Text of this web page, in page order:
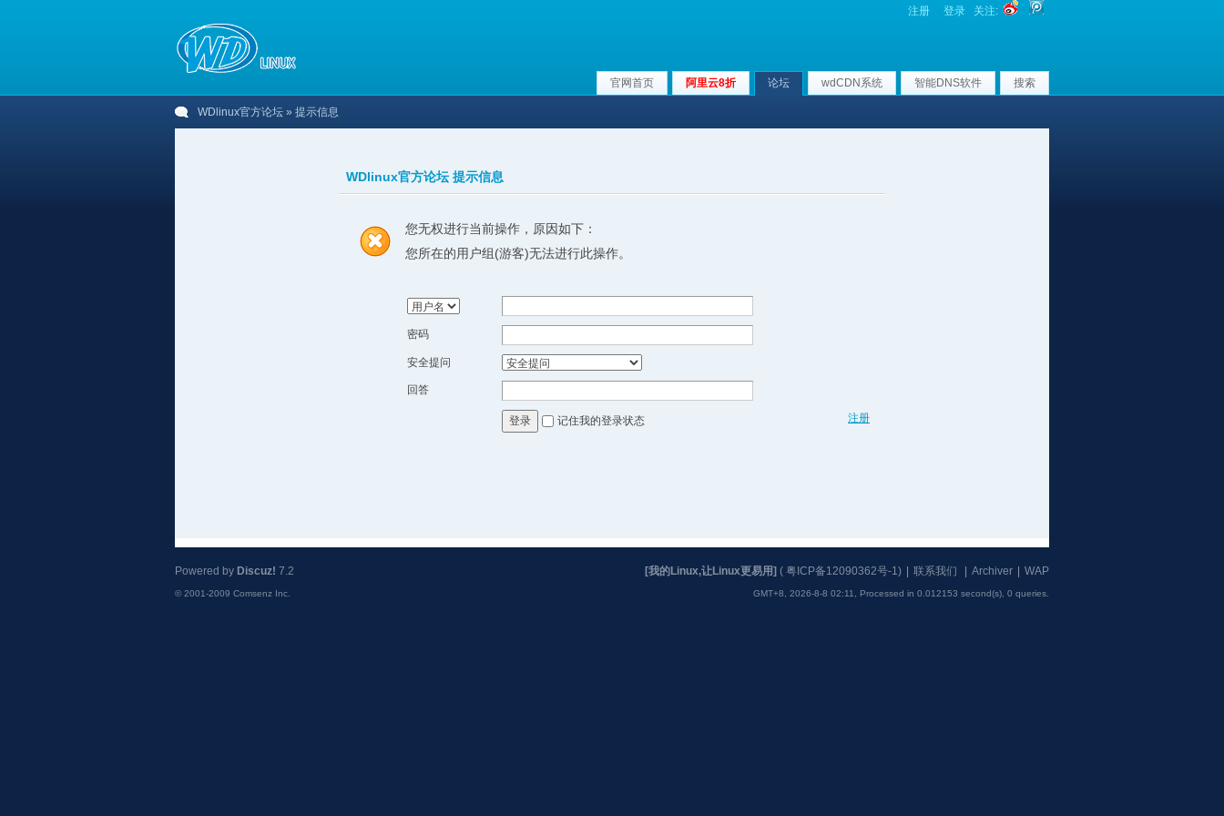
注册 登录 关注:
官网首页 阿里云8折 论坛 wdCDN系统 智能DNS软件 搜索
WDlinux官方论坛 » 提示信息
WDlinux官方论坛 提示信息
您无权进行当前操作，原因如下：
您所在的用户组(游客)无法进行此操作。
密码
安全提问
回答
注册
登录 记住我的登录状态
[我的Linux,让Linux更易用] ( 粤ICP备12090362号-1) 联系我们 Archiver WAP
GMT+8, 2026-8-8 02:11, Processed in 0.012153 second(s), 0 queries
Powered by Discuz! 7.2
© 2001-2009 Comsenz Inc.